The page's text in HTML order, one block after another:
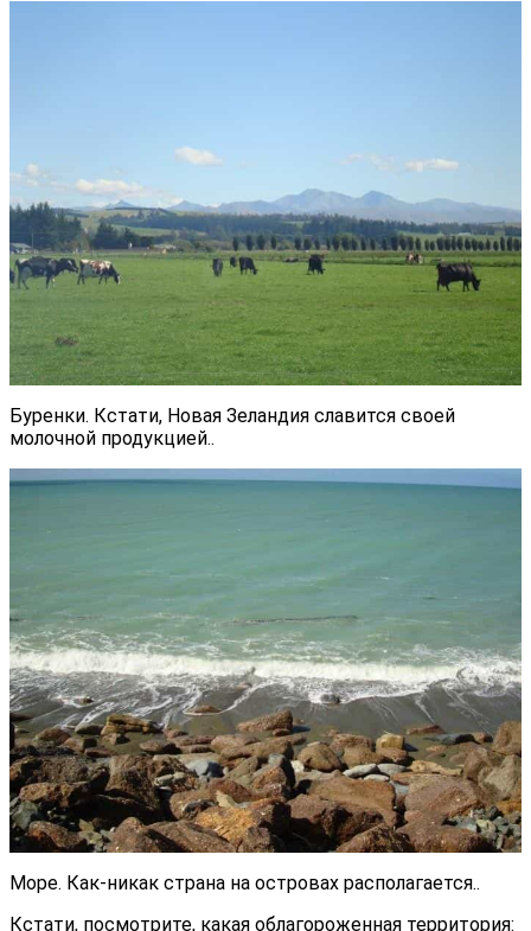
Буренки. Кстати, Новая Зеландия славится своей
молочной продукцией..
Море. Как-никак страна на островах располагается..
Кстати, посмотрите, какая облагороженная территория: